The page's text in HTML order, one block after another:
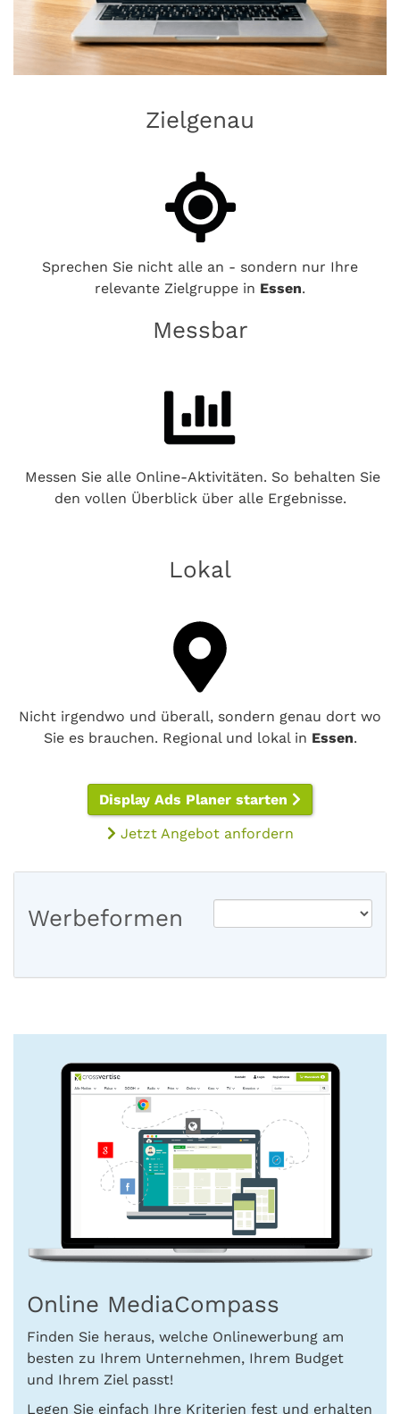
Zielgenau
Sprechen Sie nicht alle an - sondern nur Ihre
relevante Zielgruppe in Essen.
Messbar
Messen Sie alle Online-Aktivitäten. So behalten Sie
den vollen Überblick über alle Ergebnisse.
Lokal
Nicht irgendwo und überall, sondern genau dort wo
Sie es brauchen. Regional und lokal in Essen.
Display Ads Planer starten
Jetzt Angebot anfordern
Werbeformen
Online MediaCompass
Finden Sie heraus, welche Onlinewerbung am
besten zu Ihrem Unternehmen, Ihrem Budget
und Ihrem Ziel passt!
Legen Sie einfach Ihre Kriterien fest und erhalten